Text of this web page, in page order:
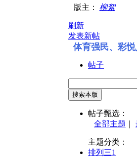
版主： 柳絮
刷新
发表新帖
体育强民、彩
帖子
搜索本版
帖子甄选：
全部主题
主题分类：
排列三1